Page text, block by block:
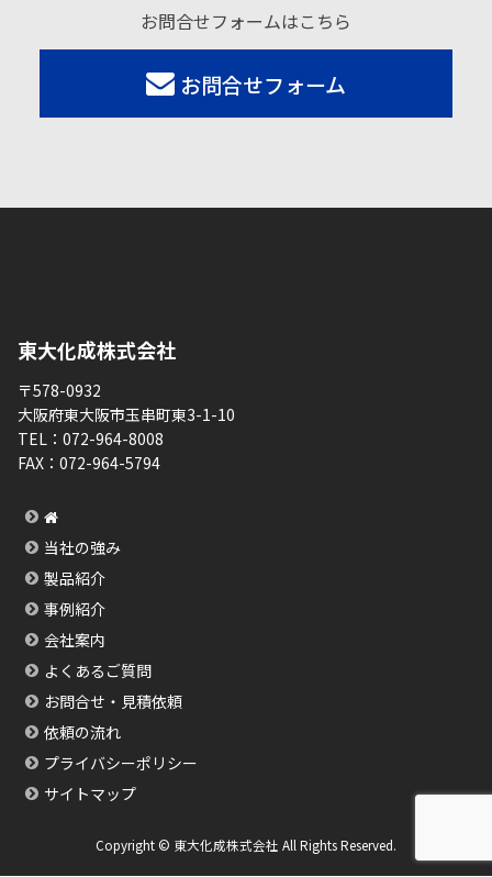
お問合せフォームはこちら
お問合せフォーム
東大化成株式会社
〒578-0932
大阪府東大阪市玉串町東3-1-10
TEL： 072-964-8008
FAX： 072-964-5794
当社の強み
製品紹介
事例紹介
会社案内
よくあるご質問
お問合せ・見積依頼
依頼の流れ
プライバシーポリシー
サイトマップ
Copyright © 東大化成株式会社 All Rights Reserved.